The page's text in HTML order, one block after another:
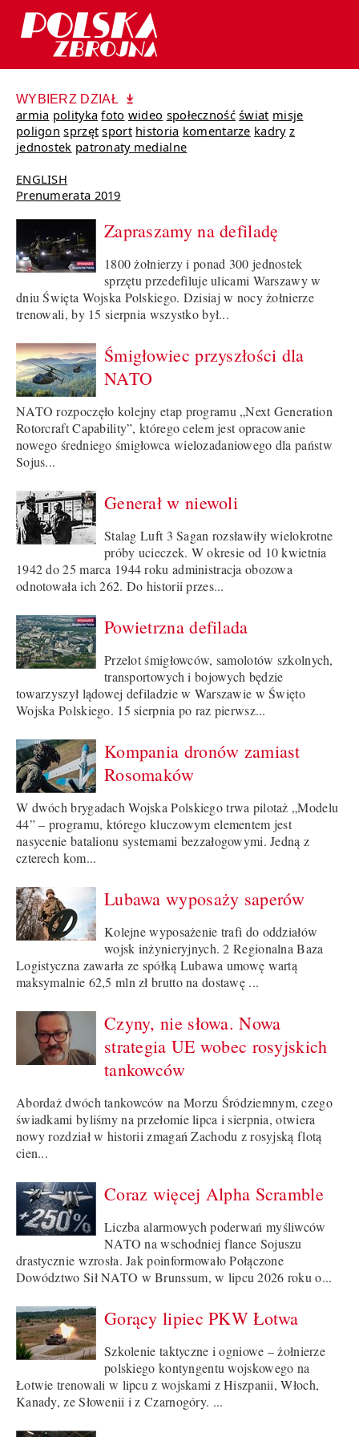
WYBIERZ DZIAŁ
armia polityka foto wideo społeczność świat misje
poligon sprzęt sport historia komentarze kadry z
jednostek patronaty medialne
ENGLISH
Prenumerata 2019
Zapraszamy na defiladę
1800 żołnierzy i ponad 300 jednostek
sprzętu przedefiluje ulicami Warszawy w
dniu Święta Wojska Polskiego. Dzisiaj w nocy żołnierze
trenowali, by 15 sierpnia wszystko był...
Śmigłowiec przyszłości dla
NATO
NATO rozpoczęło kolejny etap programu „Next Generation
Rotorcraft Capability”, którego celem jest opracowanie
nowego średniego śmigłowca wielozadaniowego dla państw
Sojus...
Generał w niewoli
Stalag Luft 3 Sagan rozsławiły wielokrotne
próby ucieczek. W okresie od 10 kwietnia
1942 do 25 marca 1944 roku administracja obozowa
odnotowała ich 262. Do historii przes...
Powietrzna defilada
Przelot śmigłowców, samolotów szkolnych,
transportowych i bojowych będzie
towarzyszył lądowej defiladzie w Warszawie w Święto
Wojska Polskiego. 15 sierpnia po raz pierwsz...
Kompania dronów zamiast
Rosomaków
W dwóch brygadach Wojska Polskiego trwa pilotaż „Modelu
44” – programu, którego kluczowym elementem jest
nasycenie batalionu systemami bezzałogowymi. Jedną z
czterech kom...
Lubawa wyposaży saperów
Kolejne wyposażenie trafi do oddziałów
wojsk inżynieryjnych. 2 Regionalna Baza
Logistyczna zawarła ze spółką Lubawa umowę wartą
maksymalnie 62,5 mln zł brutto na dostawę ...
Czyny, nie słowa. Nowa
strategia UE wobec rosyjskich
tankowców
Abordaż dwóch tankowców na Morzu Śródziemnym, czego
świadkami byliśmy na przełomie lipca i sierpnia, otwiera
nowy rozdział w historii zmagań Zachodu z rosyjską flotą
cien...
Coraz więcej Alpha Scramble
Liczba alarmowych poderwań myśliwców
NATO na wschodniej flance Sojuszu
drastycznie wzrosła. Jak poinformowało Połączone
Dowództwo Sił NATO w Brunssum, w lipcu 2026 roku o...
Gorący lipiec PKW Łotwa
Szkolenie taktyczne i ogniowe – żołnierze
polskiego kontyngentu wojskowego na
Łotwie trenowali w lipcu z wojskami z Hiszpanii, Włoch,
Kanady, ze Słowenii i z Czarnogóry. ...